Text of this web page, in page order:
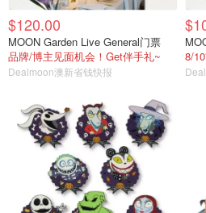
$120.00
MOON Garden Live General门票
品牌/博主见面机会！Get伴手礼~
Dealmoon澳新省钱快报
8/